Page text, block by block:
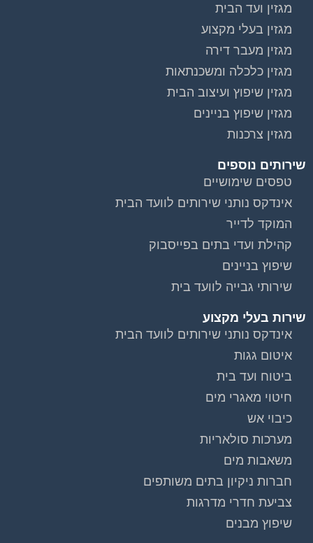
מגזין ועד הבית
מגזין בעלי מקצוע
מגזין מעבר דירה
מגזין כלכלה ומשכנתאות
מגזין שיפוץ ועיצוב הבית
מגזין שיפוץ בניינים
מגזין צרכנות
שירותים נוספים
טפסים שימושיים
אינדקס נותני שירותים לוועד הבית
המוקד לדייר
קהילת ועדי בתים בפייסבוק
שיפוץ בניינים
שירותי גבייה לוועד בית
שירות בעלי מקצוע
אינדקס נותני שירותים לוועד הבית
איטום גגות
ביטוח ועד בית
חיטוי מאגרי מים
כיבוי אש
מערכות סולאריות
משאבות מים
חברות ניקיון בתים משותפים
צביעת חדרי מדרגות
שיפוץ מבנים
וועדי בתים ודיירים
להצטרפות לחצו על התמונה או על הכפתור ושלחו בקשת
לחץ למעבר לקבוצה